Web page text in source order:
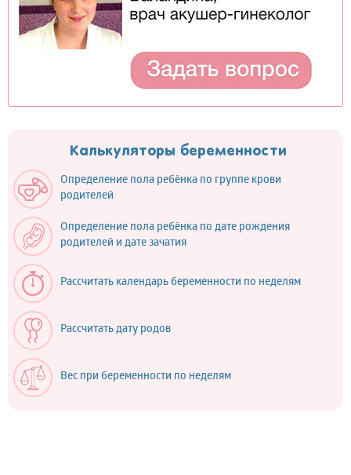
Калькуляторы беременности
Определение пола ребёнка по группе крови
родителей
Определение пола ребёнка по дате рождения
родителей и дате зачатия
Рассчитать календарь беременности по неделям
Рассчитать дату родов
Вес при беременности по неделям